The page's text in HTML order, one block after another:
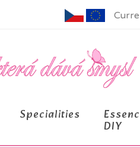
Specialities
DIY